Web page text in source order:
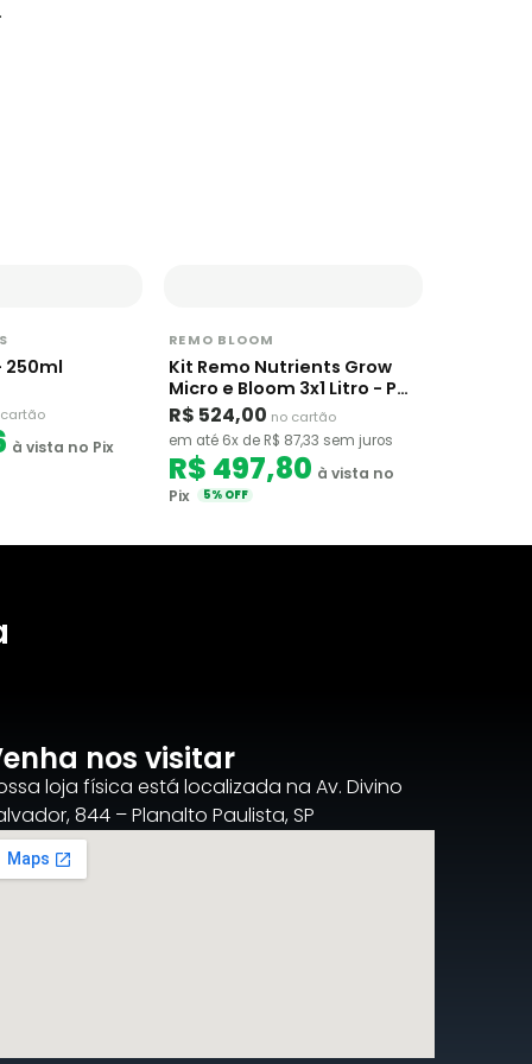
250ml
à vista no Pix
REMO BLOOM
Kit Remo Nutrients Grow
Micro e Bloom 3x1 Litro - Ph
Perfeito
R$ 524,00 no cartão
em até 6x de R$ 87,33 sem juros
R$ 497,80 à vista no
Pix
5% OFF
nos visitar
loja física está localizada na Av. Divino
844 – Planalto Paulista, SP